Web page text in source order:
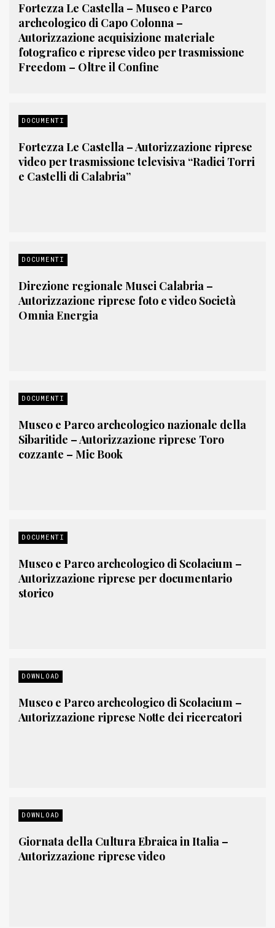
Fortezza Le Castella – Museo e Parco
archeologico di Capo Colonna –
Autorizzazione acquisizione materiale
fotografico e riprese video per trasmissione
Freedom – Oltre il Confine
DOCUMENTI
Fortezza Le Castella – Autorizzazione riprese
video per trasmissione televisiva “Radici Torri
e Castelli di Calabria”
DOCUMENTI
Direzione regionale Musei Calabria –
Autorizzazione riprese foto e video Società
Omnia Energia
DOCUMENTI
Museo e Parco archeologico nazionale della
Sibaritide – Autorizzazione riprese Toro
cozzante – Mic Book
DOCUMENTI
Museo e Parco archeologico di Scolacium –
Autorizzazione riprese per documentario
storico
DOWNLOAD
Museo e Parco archeologico di Scolacium –
Autorizzazione riprese Notte dei ricercatori
DOWNLOAD
Giornata della Cultura Ebraica in Italia –
Autorizzazione riprese video